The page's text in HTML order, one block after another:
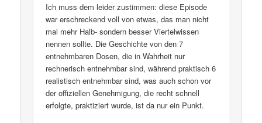
Ich muss dem leider zustimmen: diese Episode
war erschreckend voll von etwas, das man nicht
mal mehr Halb- sondern besser Viertelwissen
nennen sollte. Die Geschichte von den 7
entnehmbaren Dosen, die in Wahrheit nur
rechnerisch entnehmbar sind, während praktisch 6
realistisch entnehmbar sind, was auch schon vor
der offiziellen Genehmigung, die recht schnell
erfolgte, praktiziert wurde, ist da nur ein Punkt.